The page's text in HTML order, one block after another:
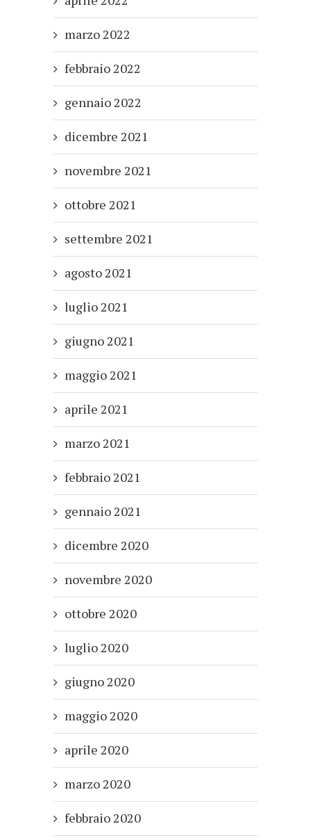
marzo 2022
febbraio 2022
gennaio 2022
dicembre 2021
novembre 2021
ottobre 2021
settembre 2021
agosto 2021
luglio 2021
giugno 2021
maggio 2021
aprile 2021
marzo 2021
febbraio 2021
gennaio 2021
dicembre 2020
novembre 2020
ottobre 2020
luglio 2020
giugno 2020
maggio 2020
aprile 2020
marzo 2020
febbraio 2020